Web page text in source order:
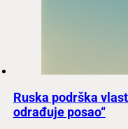
Ruska podrška
odrađuje posao“